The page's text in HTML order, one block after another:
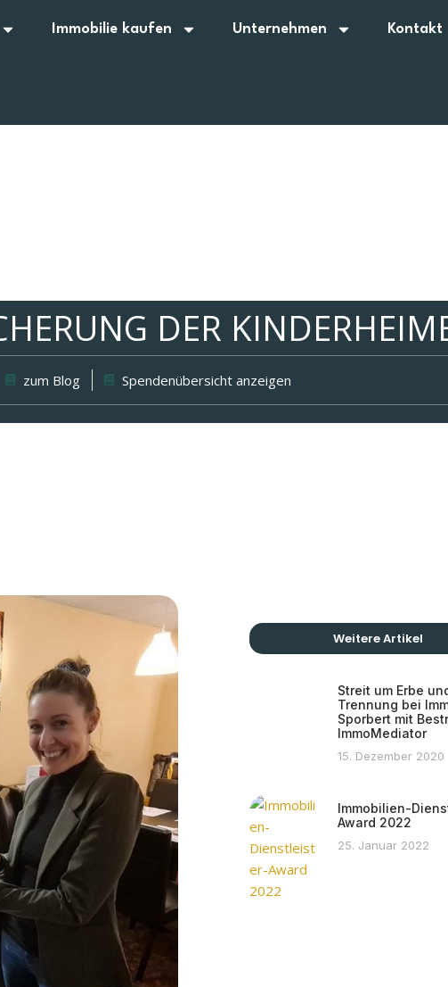
Immobilie kaufen Unternehmen Kontakt
DER
zum Blog Spendenübersicht anzeigen
Weitere Artikel
Streit um Erbe
Trennung bei
Sporbert mit
ImmoMediator
15. Dezember 2020
Immobilien-
Award 2022
25. Januar 2022